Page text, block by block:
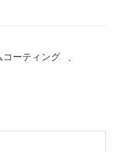
コーティング
、